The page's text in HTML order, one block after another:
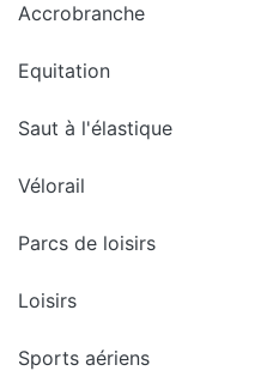
Accrobranche
Equitation
Saut à l'élastique
Vélorail
Parcs de loisirs
Loisirs
Sports aériens